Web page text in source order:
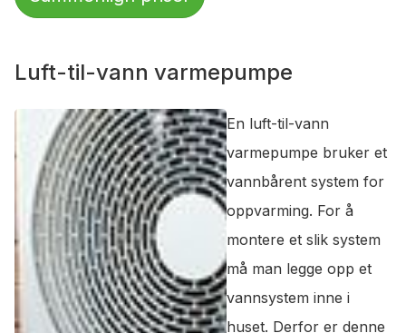
Luft-til-vann varmepumpe
En luft-til-vann
varmepumpe bruker et
vannbårent system for
oppvarming. For å
montere et slik system
må man legge opp et
vannsystem inne i
huset. Derfor er denne